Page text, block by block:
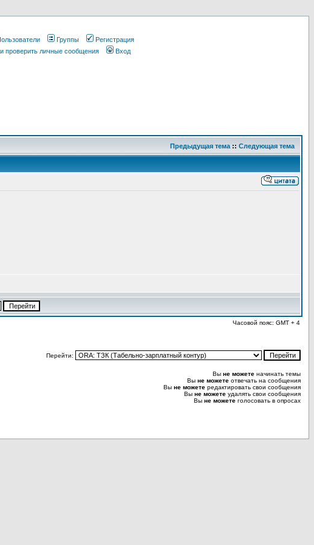
Группы
Регистрация
проверить личные сообщения Вход
Предыдущая тема :: Следующая тема
Часовой пояс: GMT + 4
Перейти:
Вы не можете начинать темы
Вы не можете отвечать на сообщения
Вы не можете редактировать свои сообщения
Вы не можете удалять свои сообщения
Вы не можете голосовать в опросах